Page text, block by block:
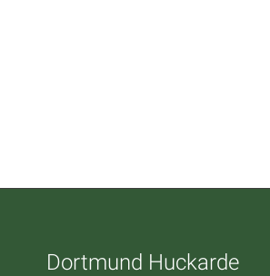
Dortmund Huckarde